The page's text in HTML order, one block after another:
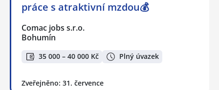
práce s atraktivní mzdou💰
Comac jobs s.r.o.
Bohumín
35 000 – 40 000 Kč Plný úvazek
Zveřejněno: 31. července